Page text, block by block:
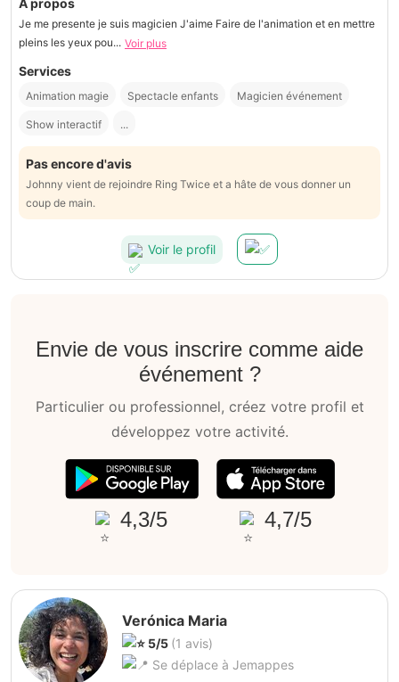
À propos
Je me presente je suis magicien J'aime Faire de l'animation et en mettre
pleins les yeux pou... Voir plus
Services
Animation magie Spectacle enfants Magicien événement
Show interactif ...
Pas encore d'avis
Johnny vient de rejoindre Ring Twice et a hâte de vous donner un
coup de main.
Voir le profil
Envie de vous inscrire comme aide
événement ?
Particulier ou professionnel, créez votre profil et
développez votre activité.
4,3/5 4,7/5
Verónica Maria
5/5 (1 avis)
Se déplace à Jemappes